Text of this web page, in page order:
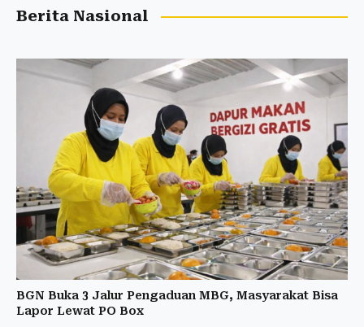
Berita Nasional
BGN Buka 3 Jalur Pengaduan MBG, Masyarakat Bisa
Lapor Lewat PO Box